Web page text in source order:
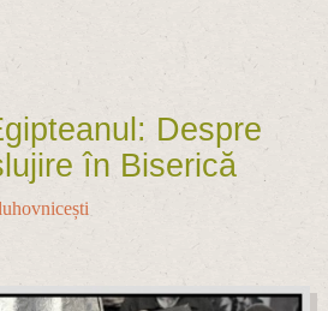
Despre
în Biserică